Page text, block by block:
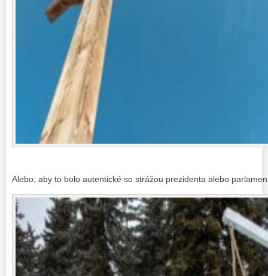
Alebo, aby to bolo autentické so strážou prezidenta alebo